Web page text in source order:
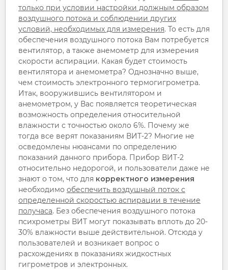
только при условии настройки должным образом
воздушного потока и соблюдении других
условий, необходимых для измерения. То есть для
обеспечения воздушного потока Вам потребуется
вентилятор, а также анемометр для измерения
скорости аспирации. Какая будет стоимость
вентилятора и анемометра? Однозначно выше,
чем стоимость электронного термогигрометра.
Итак, вооружившись вентилятором и
анемометром, у Вас появляется теоретическая
возможность определения относительной
влажности с точностью около 6%. Почему же
тогда все верят показаниям ВИТ-2? Многие не
осведомлены нюансами по определению
показаний данного прибора. Прибор ВИТ-2
относительно недорогой, и пользователи даже не
знают о том, что для корректного измерения
необходимо обеспечить воздушный поток с
определенной скоростью аспирации в течение
получаса. Без обеспечения воздушного потока
психрометры ВИТ могут показывать вплоть до 20-
30% влажности выше действительной. Отсюда у
пользователей и возникает вопрос о
расхождениях в показаниях жидкостных
гигрометров и электронных.